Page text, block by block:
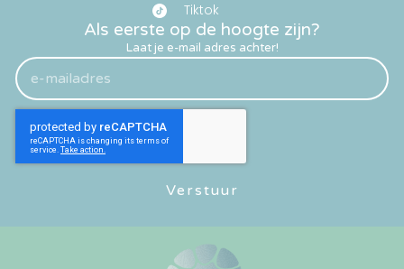
Als eerste op de hoogte zijn?
Laat je e-mail adres achter!
Verstuur
Tiktok